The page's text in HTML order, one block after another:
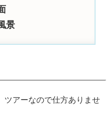
景
ツアーなので仕方ありませ